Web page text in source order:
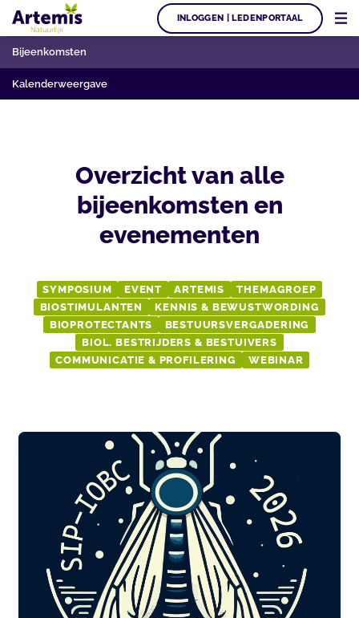
INLOGGEN | LEDENPORTAAL
Bijeenkomsten
Kalenderweergave
Overzicht van alle
bijeenkomsten en
evenementen
SYMPOSIUM EVENT ARTEMIS
THEMAGROEP
BIOSTIMULANTEN
KENNIS & BEWUSTWORDING
BIOPROTECTANTS
BESTUURSVERGADERING
BIOL. BESTRIJDERS & BESTUIVERS
COMMUNICATIE & PROFILERING
WEBINAR